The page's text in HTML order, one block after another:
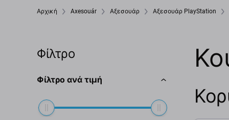
Αρχική Axesouár Αξεσουάρ Αξεσουάρ PlayStation
Φίλτρο
Φίλτρο ανά τιμή